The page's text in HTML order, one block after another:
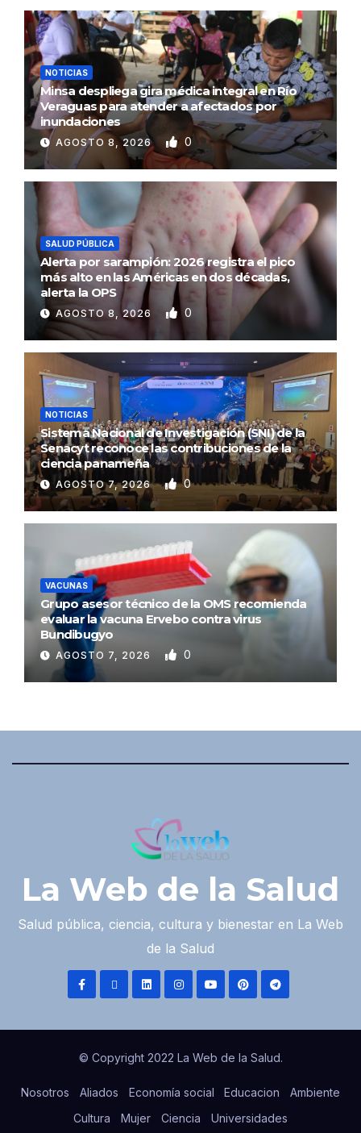
NOTICIAS
Minsa despliega gira médica integral en Río
Veraguas para atender a afectados por
inundaciones
AGOSTO 8, 2026 0
SALUD PÚBLICA
Alerta por sarampión: 2026 registra el pico
más alto en las Américas en dos décadas,
alerta la OPS
AGOSTO 8, 2026 0
NOTICIAS
Sistema Nacional de Investigación (SNI) de la
Senacyt reconoce las contribuciones de la
ciencia panameña
AGOSTO 7, 2026 0
VACUNAS
Grupo asesor técnico de la OMS recomienda
evaluar la vacuna Ervebo contra virus
Bundibugyo
AGOSTO 7, 2026 0
La Web de la Salud
Salud pública, ciencia, cultura y bienestar en La Web
de la Salud
© Copyright 2022 La Web de la Salud.
Nosotros Aliados Economía social Educacion
Ambiente
Cultura
Mujer Ciencia Universidades